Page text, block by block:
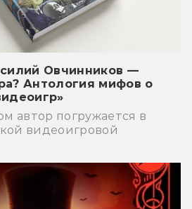
Овчинников —
Антология мифов о
автор погружается в
видеоигровой